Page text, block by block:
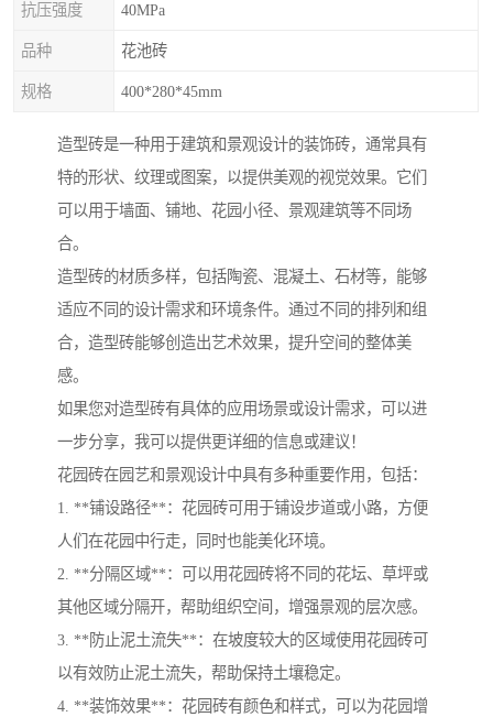
抗压强度 40MPa
品种 花池砖
规格 400*280*45mm
造型砖是一种用于建筑和景观设计的装饰砖，通常具有
特的形状、纹理或图案，以提供美观的视觉效果。它们
可以用于墙面、铺地、花园小径、景观建筑等不同场
合。
造型砖的材质多样，包括陶瓷、混凝土、石材等，能够
适应不同的设计需求和环境条件。通过不同的排列和组
合，造型砖能够创造出艺术效果，提升空间的整体美
感。
如果您对造型砖有具体的应用场景或设计需求，可以进
一步分享，我可以提供更详细的信息或建议！
花园砖在园艺和景观设计中具有多种重要作用，包括：
1. **铺设路径**：花园砖可用于铺设步道或小路，方便
人们在花园中行走，同时也能美化环境。
2. **分隔区域**：可以用花园砖将不同的花坛、草坪或
其他区域分隔开，帮助组织空间，增强景观的层次感。
3. **防止泥土流失**：在坡度较大的区域使用花园砖可
以有效防止泥土流失，帮助保持土壤稳定。
4. **装饰效果**：花园砖有颜色和样式，可以为花园增